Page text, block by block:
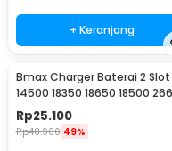
+ Keranjang
Bmax Charger Baterai 2 Slot
14500 18350 18650 18500
Li-Ion LED - BH-042100-02U
Rp25.100
Rp48.900 49%